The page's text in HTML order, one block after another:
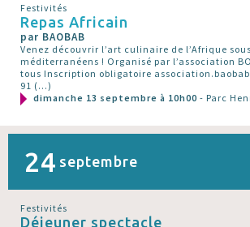
Festivités
Repas Africain
par BAOBAB
Venez découvrir l’art culinaire de l’Afrique
méditerranéens ! Organisé par l’association
tous Inscription obligatoire
91 (…)
dimanche 13 septembre à 10h00 - Parc
24 septembre
Festivités
Déjeuner spectacle